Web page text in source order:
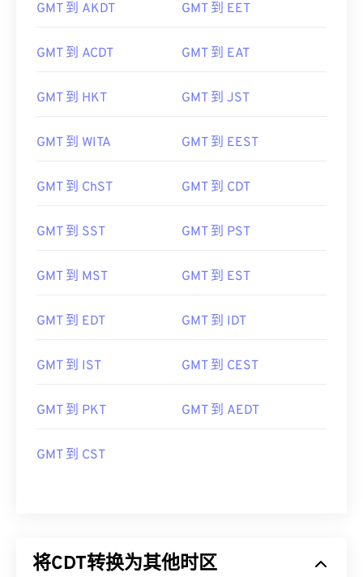
GMT 到 AKDT GMT 到 EET
GMT 到 ACDT GMT 到 EAT
GMT 到 HKT GMT 到 JST
GMT 到 WITA GMT 到 EEST
GMT 到 ChST GMT 到 CDT
GMT 到 SST GMT 到 PST
GMT 到 MST GMT 到 EST
GMT 到 EDT GMT 到 IDT
GMT 到 IST GMT 到 CEST
GMT 到 PKT GMT 到 AEDT
GMT 到 CST
将CDT转换为其他时区